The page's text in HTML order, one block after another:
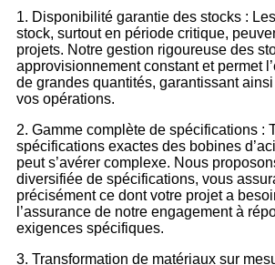
1. Disponibilité garantie des stocks :
stock, surtout en période critique,
projets. Notre gestion rigoureuse des
approvisionnement constant et permet
de grandes quantités, garantissant
vos opérations.
2. Gamme complète de spécifications :
spécifications exactes des bobines
peut s’avérer complexe. Nous
diversifiée de spécifications, vous
précisément ce dont votre projet a
l’assurance de notre engagement à
exigences spécifiques.
3. Transformation de matériaux sur